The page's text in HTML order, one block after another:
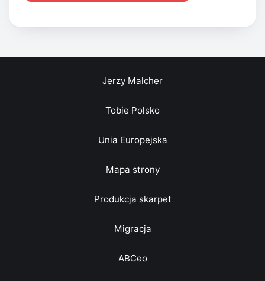
Jerzy Malcher
Tobie Polsko
Unia Europejska
Mapa strony
Produkcja skarpet
Migracja
ABCeo